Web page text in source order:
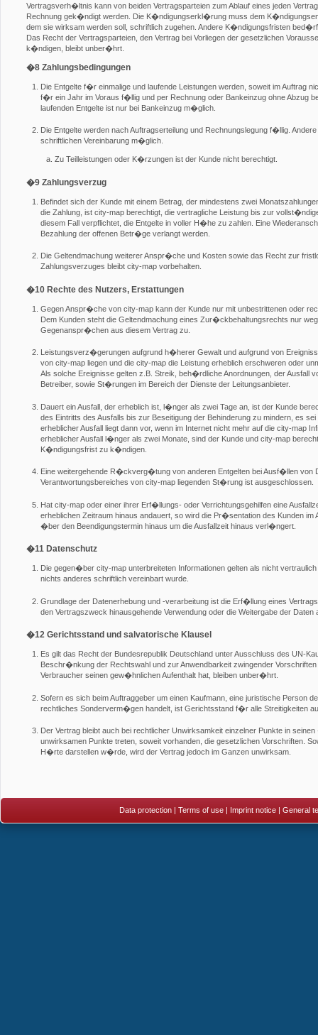
Vertragsverh�ltnis kann von beiden Vertragsparteien zum Ablauf eines jeden
Rechnung gek�ndigt werden. Die K�ndigungserkl�rung muss dem
dem sie wirksam werden soll, schriftlich zugehen. Andere K�ndigungsfristen
Das Recht der Vertragsparteien, den Vertrag bei Vorliegen der gesetzlichen
k�ndigen, bleibt unber�hrt.
�8 Zahlungsbedingungen
Die Entgelte f�r einmalige und laufende Leistungen werden, soweit im Auftrag
f�r ein Jahr im Voraus f�llig und per Rechnung oder Bankeinzug ohne Abzug
laufenden Entgelte ist nur bei Bankeinzug m�glich.
Die Entgelte werden nach Auftragserteilung und Rechnungslegung f�llig.
schriftlichen Vereinbarung m�glich.
Zu Teilleistungen oder K�rzungen ist der Kunde nicht berechtigt.
�9 Zahlungsverzug
Befindet sich der Kunde mit einem Betrag, der mindestens zwei
die Zahlung, ist city-map berechtigt, die vertragliche Leistung bis zur
diesem Fall verpflichtet, die Entgelte in voller H�he zu zahlen. Eine
Bezahlung der offenen Betr�ge verlangt werden.
Die Geltendmachung weiterer Anspr�che und Kosten sowie das Recht zur
Zahlungsverzuges bleibt city-map vorbehalten.
�10 Rechte des Nutzers, Erstattungen
Gegen Anspr�che von city-map kann der Kunde nur mit unbestrittenen oder
Dem Kunden steht die Geltendmachung eines Zur�ckbehaltungsrechts nur
Gegenanspr�chen aus diesem Vertrag zu.
Leistungsverz�gerungen aufgrund h�herer Gewalt und aufgrund von
von city-map liegen und die city-map die Leistung erheblich erschweren oder
Als solche Ereignisse gelten z.B. Streik, beh�rdliche Anordnungen, der Ausfall
Betreiber, sowie St�rungen im Bereich der Dienste der Leitungsanbieter.
Dauert ein Ausfall, der erheblich ist, l�nger als zwei Tage an, ist der Kunde
des Eintritts des Ausfalls bis zur Beseitigung der Behinderung zu mindern, es
erheblicher Ausfall liegt dann vor, wenn im Internet nicht mehr auf die city-map
erheblicher Ausfall l�nger als zwei Monate, sind der Kunde und city-map
K�ndigungsfrist zu k�ndigen.
Eine weitergehende R�ckverg�tung von anderen Entgelten bei Ausf�llen von
Verantwortungsbereiches von city-map liegenden St�rung ist ausgeschlossen.
Hat city-map oder einer ihrer Erf�llungs- oder Verrichtungsgehilfen eine
erheblichen Zeitraum hinaus andauert, so wird die Pr�sentation des Kunden
�ber den Beendigungstermin hinaus um die Ausfallzeit hinaus verl�ngert.
�11 Datenschutz
Die gegen�ber city-map unterbreiteten Informationen gelten als nicht
nichts anderes schriftlich vereinbart wurde.
Grundlage der Datenerhebung und -verarbeitung ist die Erf�llung eines
den Vertragszweck hinausgehende Verwendung oder die Weitergabe der Daten
�12 Gerichtsstand und salvatorische Klausel
Es gilt das Recht der Bundesrepublik Deutschland unter Ausschluss des UN-
Beschr�nkung der Rechtswahl und zur Anwendbarkeit zwingender
Verbraucher seinen gew�hnlichen Aufenthalt hat, bleiben unber�hrt.
Sofern es sich beim Auftraggeber um einen Kaufmann, eine juristische Person
rechtliches Sonderverm�gen handelt, ist Gerichtsstand f�r alle Streitigkeiten
Der Vertrag bleibt auch bei rechtlicher Unwirksamkeit einzelner Punkte in
unwirksamen Punkte treten, soweit vorhanden, die gesetzlichen Vorschriften.
H�rte darstellen w�rde, wird der Vertrag jedoch im Ganzen unwirksam.
Data protection| Terms of use| Imprint notice| General